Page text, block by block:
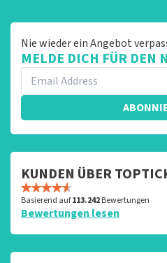
nog eens in de
En verder verwijzen wij ook
verkooppunt. Meer kunnen
u ondanks de hogere prijs
heeft gehad. Met vriendelijke
Topticketshop
Nie wieder ein Angebot
MELDE DICH FÜR DEN
KUNDEN ÜBER
Basierend auf113.242Bewertungen
Bewertungen lesen